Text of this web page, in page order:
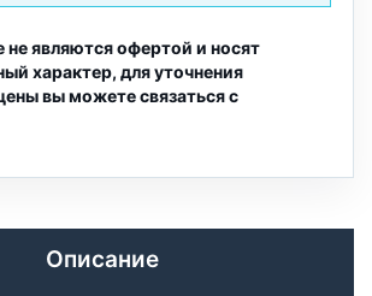
не являются офертой и носят
характер, для уточнения
вы можете связаться с
Описание